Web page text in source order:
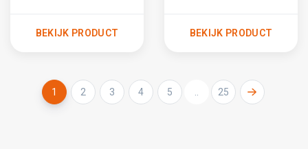
BEKIJK PRODUCT BEKIJK PRODUCT
1 2 3 4 5 25